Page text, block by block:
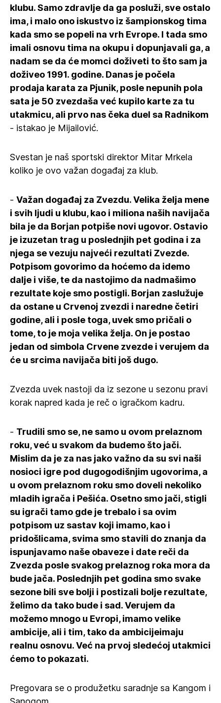
klubu. Samo zdravlje da ga posluži, sve ostalo
ima, i malo ono iskustvo iz šampionskog tima
kada smo se popeli na vrh Evrope. I tada smo
imali osnovu tima na okupu i dopunjavali ga, a
nadam se da će momci doživeti to što sam ja
doživeo 1991. godine. Danas je počela
prodaja karata za Pjunik, posle nepunih pola
sata je 50 zvezdaša već kupilo karte za tu
utakmicu, ali prvo nas čeka duel sa Radnikom
- istakao je Mijailović.
Svestan je naš sportski direktor Mitar Mrkela
koliko je ovo važan događaj za klub.
- Važan događaj za Zvezdu. Velika želja mene
i svih ljudi u klubu, kao i miliona naših navijača
bila je da Borjan potpiše novi ugovor. Ostavio
je izuzetan trag u poslednjih pet godina i za
njega se vezuju najveći rezultati Zvezde.
Potpisom govorimo da hoćemo da idemo
dalje i više, te da nastojimo da nadmašimo
rezultate koje smo postigli. Borjan zaslužuje
da ostane u Crvenoj zvezdi i naredne četiri
godine, ali i posle toga, uvek smo pričali o
tome, to je moja velika želja. On je postao
jedan od simbola Crvene zvezde i verujem da
će u srcima navijača biti još dugo.
Zvezda uvek nastoji da iz sezone u sezonu pravi
korak napred kada je reč o igračkom kadru.
- Trudili smo se, ne samo u ovom prelaznom
roku, već u svakom da budemo što jači.
Mislim da je za nas jako važno da su svi naši
nosioci igre pod dugogodišnjim ugovorima, a
u ovom prelaznom roku smo doveli nekoliko
mladih igrača i Pešića. Osetno smo jači, stigli
su igrači tamo gde je trebalo i sa ovim
potpisom uz sastav koji imamo, kao i
pridošlicama, svima smo stavili do znanja da
ispunjavamo naše obaveze i date reči da
Zvezda posle svakog prelaznog roka mora da
bude jača. Poslednjih pet godina smo svake
sezone bili sve bolji i postizali bolje rezultate,
želimo da tako bude i sad. Verujem da
možemo mnogo u Evropi, imamo velike
ambicije, ali i tim, tako da ambicijeimaju
realnu osnovu. Već na prvoj sledećoj utakmici
ćemo to pokazati.
Pregovara se o produžetku saradnje sa Kangom i